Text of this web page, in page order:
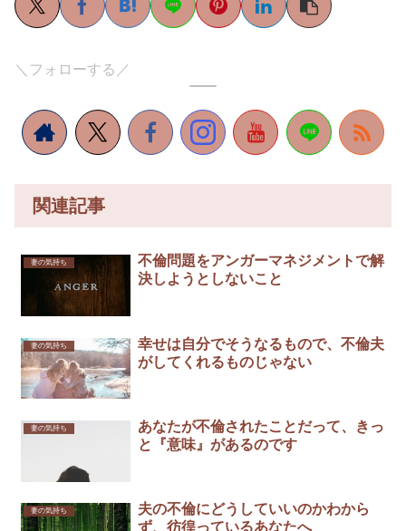
＼フォローする／
関連記事
妻の気持ち
不倫問題をアンガーマネジメントで解
決しようとしないこと
妻の気持ち
幸せは自分でそうなるもので、不倫夫
がしてくれるものじゃない
妻の気持ち
あなたが不倫されたことだって、きっ
と『意味』があるのです
妻の気持ち
夫の不倫にどうしていいのかわから
ず、彷徨っているあなたへ